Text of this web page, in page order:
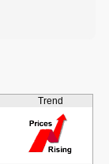
Trend